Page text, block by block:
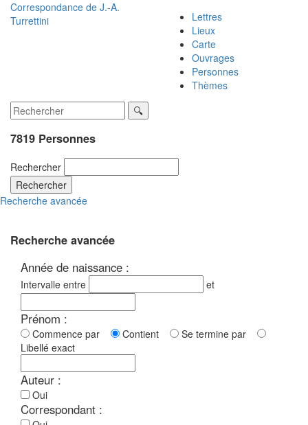
Correspondance de J.-A.
Turrettini
Lettres
Lieux
Carte
Ouvrages
Personnes
Thèmes
7819 Personnes
Rechercher
Rechercher
Recherche avancée
Recherche avancée
Année de naissance :
Intervalle entre et
Prénom :
Commence par Contient
Se termine par
Libellé exact
Auteur :
Oui
Correspondant :